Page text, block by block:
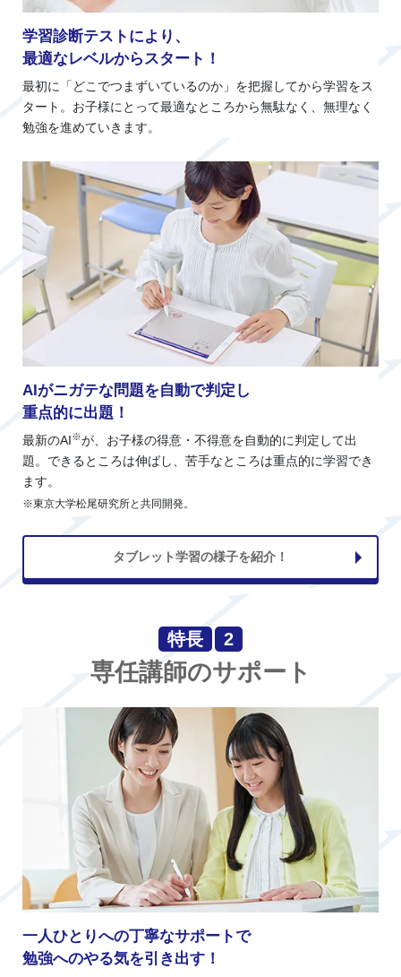
学習診断テストにより、
最適なレベルからスタート！
最初に「どこでつまずいているのか」を把握してから学習をス
タート。お子様にとって最適なところから無駄なく、無理なく
勉強を進めていきます。
AIがニガテな問題を自動で判定し
重点的に出題！
最新のAI※が、お子様の得意・不得意を自動的に判定して出
題。できるところは伸ばし、苦手なところは重点的に学習でき
ます。
※東京大学松尾研究所と共同開発。
タブレット学習の様子を紹介！
特長 2
専任講師のサポート
一人ひとりへの丁寧なサポートで
勉強へのやる気を引き出す！